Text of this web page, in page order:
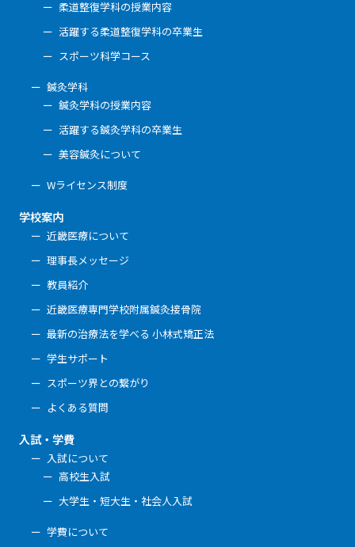
柔道整復学科の授業内容
活躍する柔道整復学科の卒業生
スポーツ科学コース
鍼灸学科
鍼灸学科の授業内容
活躍する鍼灸学科の卒業生
美容鍼灸について
Wライセンス制度
学校案内
近畿医療について
理事長メッセージ
教員紹介
近畿医療専門学校附属鍼灸接骨院
最新の治療法を学べる 小林式矯正法
学生サポート
スポーツ界との繋がり
よくある質問
入試・学費
入試について
高校生入試
大学生・短大生・社会人入試
学費について